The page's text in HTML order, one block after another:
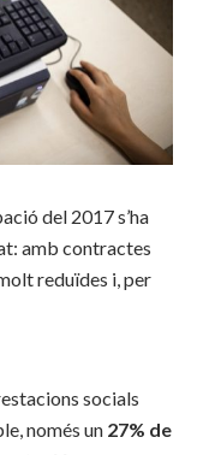
del 2017 s’ha
amb contractes
reduïdes i, per
socials
només un 27% de